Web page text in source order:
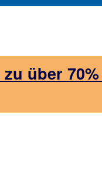
über